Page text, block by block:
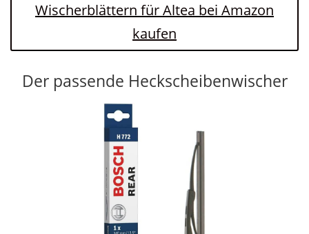
Wischerblättern für Altea bei Amazon
kaufen
Der passende Heckscheibenwischer